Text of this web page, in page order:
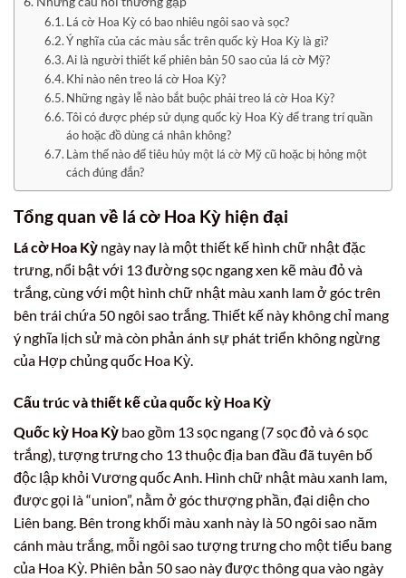
Lá cờ Hoa Kỳ có bao nhiêu ngôi sao và sọc?
Ý nghĩa của các màu sắc trên quốc kỳ Hoa Kỳ là gì?
Ai là người thiết kế phiên bản 50 sao của lá cờ Mỹ?
Khi nào nên treo lá cờ Hoa Kỳ?
Những ngày lễ nào bắt buộc phải treo lá cờ Hoa Kỳ?
Tôi có được phép sử dụng quốc kỳ Hoa Kỳ để trang trí quần
áo hoặc đồ dùng cá nhân không?
Làm thế nào để tiêu hủy một lá cờ Mỹ cũ hoặc bị hỏng một
cách đúng đắn?
Tổng quan về lá cờ Hoa Kỳ hiện đại
Lá cờ Hoa Kỳ ngày nay là một thiết kế hình chữ nhật đặc
trưng, nổi bật với 13 đường sọc ngang xen kẽ màu đỏ và
trắng, cùng với một hình chữ nhật màu xanh lam ở góc trên
bên trái chứa 50 ngôi sao trắng. Thiết kế này không chỉ mang
ý nghĩa lịch sử mà còn phản ánh sự phát triển không ngừng
của Hợp chủng quốc Hoa Kỳ.
Cấu trúc và thiết kế củaquốc kỳ Hoa Kỳ
Quốc kỳ Hoa Kỳ bao gồm 13 sọc ngang (7 sọc đỏ và 6 sọc
trắng), tượng trưng cho 13 thuộc địa ban đầu đã tuyên bố
độc lập khỏi Vương quốc Anh. Hình chữ nhật màu xanh lam,
được gọi là “union”, nằm ở góc thượng phần, đại diện cho
Liên bang. Bên trong khối màu xanh này là 50 ngôi sao năm
cánh màu trắng, mỗi ngôi sao tượng trưng cho một tiểu bang
của Hoa Kỳ. Phiên bản 50 sao này được thông qua vào ngày